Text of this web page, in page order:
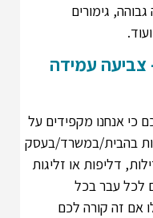
גימורים
צביעה עמידה
כי אנחנו מקפידים על
בהבית/במשרד/בעסק
דליפות או זליגות
לכל עבר בכל
אם זה קורה לכם